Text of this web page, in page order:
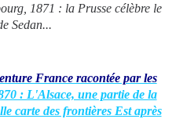
1871 : la Prusse célèbre le
Sedan...
France racontée par les
: L'Alsace, une partie de la
carte des frontières Est après